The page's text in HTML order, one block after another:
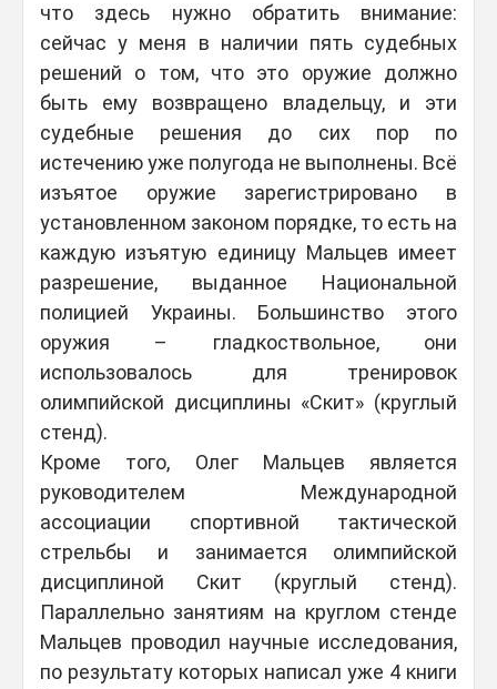
что здесь нужно обратить внимание:
сейчас у меня в наличии пять судебных
решений о том, что это оружие должно
быть ему возвращено владельцу, и эти
судебные решения до сих пор по
истечению уже полугода не выполнены. Всё
изъятое оружие зарегистрировано в
установленном законом порядке, то есть на
каждую изъятую единицу Мальцев имеет
разрешение, выданное Национальной
полицией Украины. Большинство этого
оружия – гладкоствольное, они
использовалось для тренировок
олимпийской дисциплины «Скит» (круглый
стенд).
Кроме того, Олег Мальцев является
руководителем Международной
ассоциации спортивной тактической
стрельбы и занимается олимпийской
дисциплиной Скит (круглый стенд).
Параллельно занятиям на круглом стенде
Мальцев проводил научные исследования,
по результату которых написал уже 4 книги